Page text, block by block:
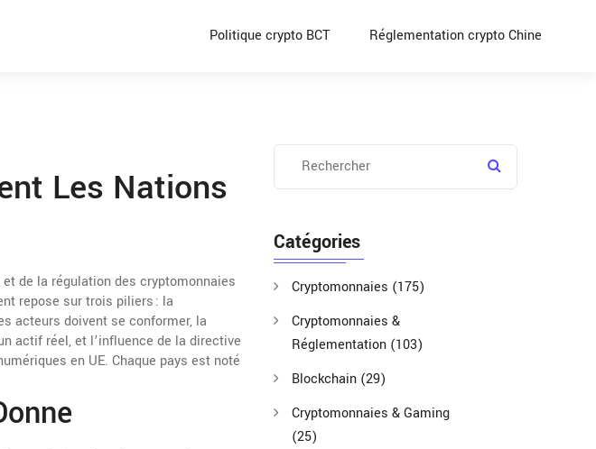
Politique crypto BCT Réglementation crypto Chine
Les Nations
de la régulation des cryptomonnaies
repose sur trois piliers : la
acteurs doivent se conformer, la
actif réel, et l’influence de la directive
en UE. Chaque pays est noté
Catégories
Cryptomonnaies (175)
Cryptomonnaies &
Réglementation (103)
Blockchain (29)
Cryptomonnaies & Gaming
(25)